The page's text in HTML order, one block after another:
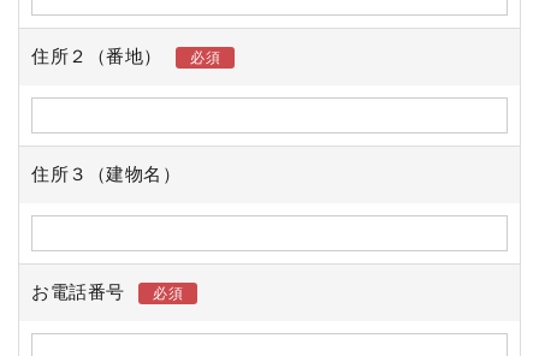
住所２（番地）
住所３（建物名）
お電話番号